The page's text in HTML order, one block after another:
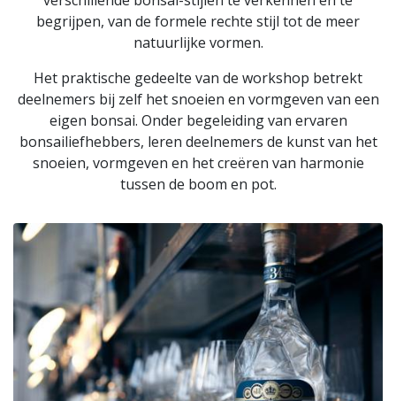
begrijpen, van de formele rechte stijl tot de meer
natuurlijke vormen.
Het praktische gedeelte van de workshop betrekt
deelnemers bij zelf het snoeien en vormgeven van een
eigen bonsai. Onder begeleiding van ervaren
bonsailiefhebbers, leren deelnemers de kunst van het
snoeien, vormgeven en het creëren van harmonie
tussen de boom en pot.